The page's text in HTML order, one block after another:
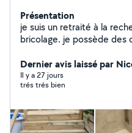
Présentation
je suis un retraité à la
bricolage. je possède des compétences en
hésitez pas à me
informations.
Dernier avis laissé par
Il y a 27 jours
trés trés bien